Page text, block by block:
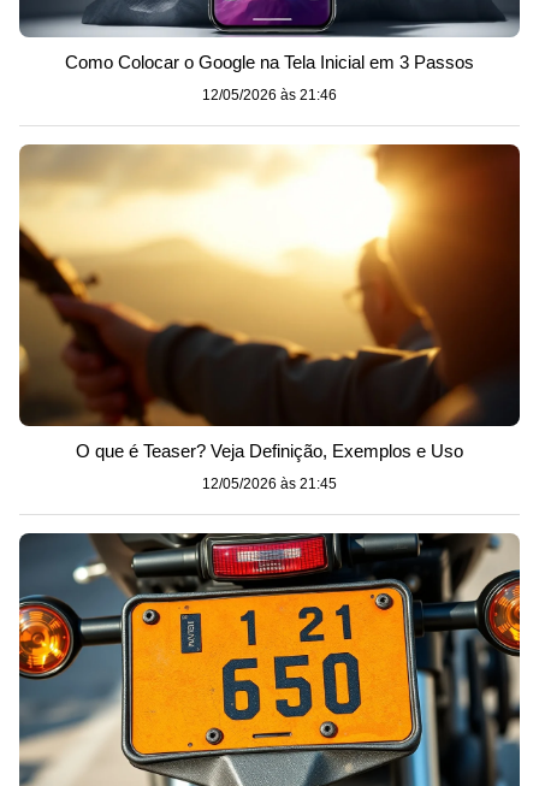
Como Colocar o Google na Tela Inicial em 3 Passos
12/05/2026 às 21:46
O que é Teaser? Veja Definição, Exemplos e Uso
12/05/2026 às 21:45